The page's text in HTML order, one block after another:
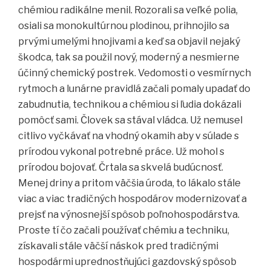
chémiou radikálne menil. Rozorali sa veľké polia,
osiali sa monokultúrnou plodinou, prihnojilo sa
prvými umelými hnojivami a keď sa objavil nejaký
škodca, tak sa použil nový, moderný a nesmierne
účinný chemický postrek. Vedomosti o vesmírnych
rytmoch a lunárne pravidlá začali pomaly upadať do
zabudnutia, technikou a chémiou si ľudia dokázali
pomôcť sami. Človek sa stával vládca. Už nemusel
citlivo vyčkávať na vhodný okamih aby v súlade s
prírodou vykonal potrebné práce. Už mohol s
prírodou bojovať. Črtala sa skvelá budúcnosť.
Menej driny a pritom väčšia úroda, to lákalo stále
viac a viac tradičných hospodárov modernizovať a
prejsť na výnosnejší spôsob poľnohospodárstva.
Proste tí čo začali používať chémiu a techniku,
získavali stále väčší náskok pred tradičnými
hospodármi uprednostňujúci gazdovský spôsob